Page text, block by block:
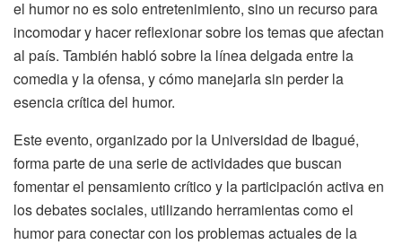
el humor no es solo entretenimiento, sino un recurso para
incomodar y hacer reflexionar sobre los temas que afectan
al país. También habló sobre la línea delgada entre la
comedia y la ofensa, y cómo manejarla sin perder la
esencia crítica del humor.
Este evento, organizado por la Universidad de Ibagué,
forma parte de una serie de actividades que buscan
fomentar el pensamiento crítico y la participación activa en
los debates sociales, utilizando herramientas como el
humor para conectar con los problemas actuales de la